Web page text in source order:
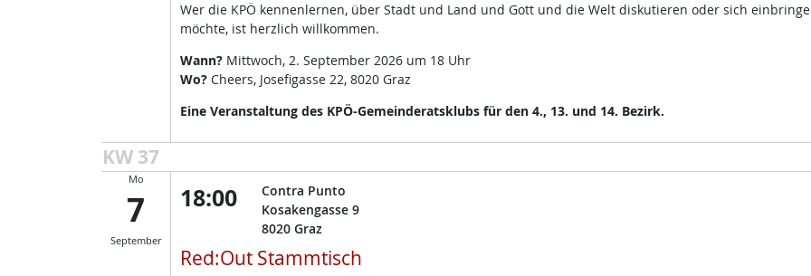
Wer die KPÖ kennenlernen, über Stadt und Land und Gott und die Welt diskutieren oder sich
möchte, ist herzlich willkommen.
Wann?Mittwoch, 2. September 2026 um 18 Uhr
Wo?Cheers, Josefigasse 22, 8020 Graz
Eine Veranstaltung des KPÖ-Gemeinderatsklubs für den 4., 13. und 14. Bezirk.
KW 37
Mo
7
September
18:00
Contra Punto
Kosakengasse 9
8020 Graz
Red:Out Stammtisch